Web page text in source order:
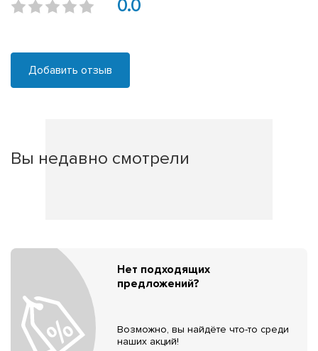
0.0
Добавить отзыв
Вы недавно смотрели
Нет подходящих
предложений?
Возможно, вы найдёте что-то среди
наших акций!